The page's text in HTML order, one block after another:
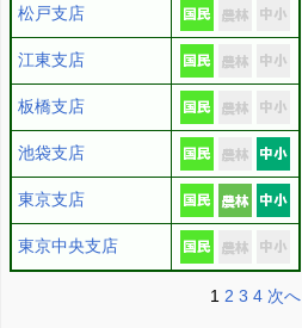
松戸支店
江東支店
板橋支店
池袋支店
東京支店
東京中央支店
1 2 3 4 次へ